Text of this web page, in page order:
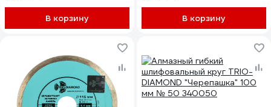
В корзину В корзину